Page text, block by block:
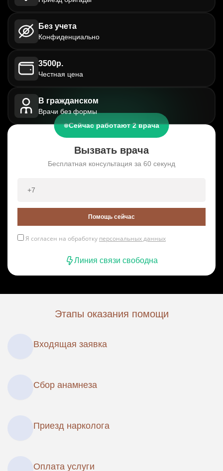
Без учета
Конфиденциально
3500р.
Честная цена
В гражданском
Врачи без формы
Сейчас работают 2 врача
Вызвать врача
Бесплатная консультация за 60 секунд
Помощь сейчас
Я согласен на обработку персональных данных
Линия связи свободна
Этапы оказания помощи
Входящая заявка
Сбор анамнеза
Приезд нарколога
Оплата услуги